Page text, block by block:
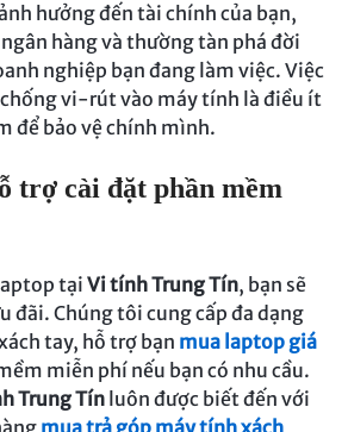
hưởng đến tài chính của bạn,
hàng và thường tàn phá đời
nghiệp bạn đang làm việc. Việc
vi-rút vào máy tính là điều ít
để bảo vệ chính mình.
trợ cài đặt phần mềm
tại Vi tính Trung Tín, bạn sẽ
đãi. Chúng tôi cung cấp đa dạng
tay, hỗ trợ bạn mua laptop giá
miễn phí nếu bạn có nhu cầu.
Trung Tín luôn được biết đến với